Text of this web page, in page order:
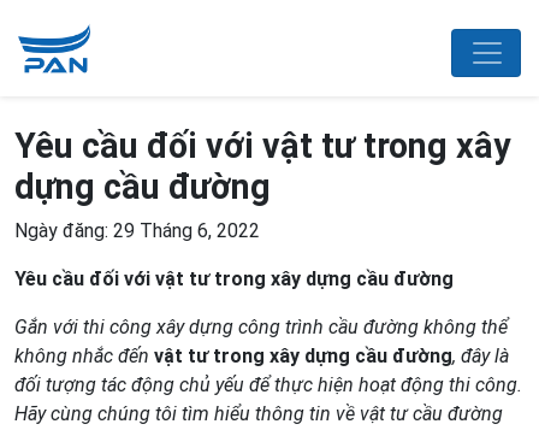
Yêu cầu đối với vật tư trong xây
dựng cầu đường
Ngày đăng: 29 Tháng 6, 2022
Yêu cầu đối với vật tư trong xây dựng cầu đường
Gắn với thi công xây dựng công trình cầu đường không thể
không nhắc đến vật tư trong xây dựng cầu đường, đây là
đối tượng tác động chủ yếu để thực hiện hoạt động thi công.
Hãy cùng chúng tôi tìm hiểu thông tin về vật tư cầu đường